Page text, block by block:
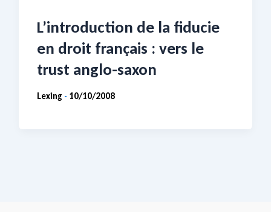
L’introduction de la fiducie
en droit français : vers le
trust anglo-saxon
Lexing - 10/10/2008